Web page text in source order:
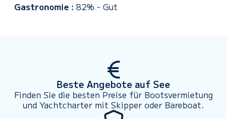
Gastronomie : 82% - Gut
Beste Angebote auf See
Finden Sie die besten Preise für Bootsvermietung
und Yachtcharter mit Skipper oder Bareboat.